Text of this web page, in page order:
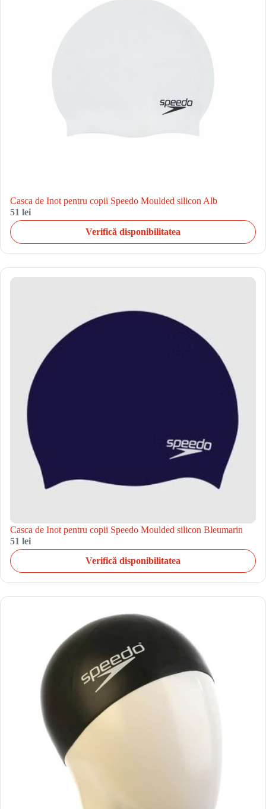
Casca de Inot pentru copii Speedo Moulded silicon Alb
51 lei
Verifică disponibilitatea
Casca de Inot pentru copii Speedo Moulded silicon Bleumarin
51 lei
Verifică disponibilitatea